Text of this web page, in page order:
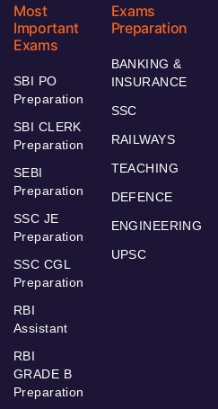
Most
Important
Exams
SBI PO
Preparation
SBI CLERK
Preparation
SEBI
Preparation
SSC JE
Preparation
SSC CGL
Preparation
RBI
Assistant
RBI
GRADE B
Preparation
Exams
Preparation
BANKING &
INSURANCE
SSC
RAILWAYS
TEACHING
DEFENCE
ENGINEERING
UPSC